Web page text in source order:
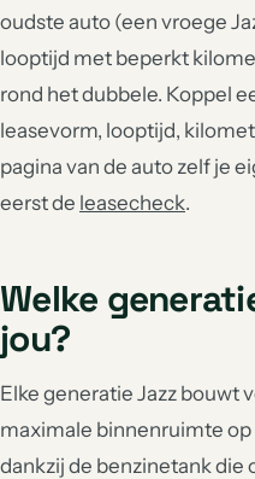
oudste auto (een vroege
looptijd met beperkt
rond het dubbele. Koppel
leasevorm, looptijd,
pagina van de auto zelf je
eerst de leasecheck.
Welke
jou?
Elke generatie Jazz bouwt
maximale binnenruimte
dankzij de benzinetank die